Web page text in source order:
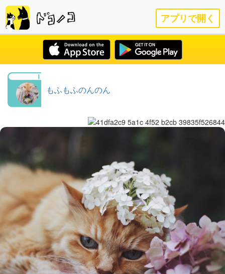
アプリで開く
もふもふのんのん